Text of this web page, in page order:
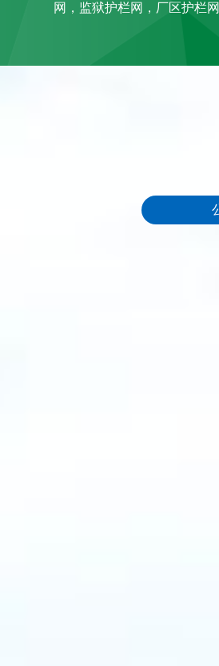
网，监狱护栏网，厂区护栏